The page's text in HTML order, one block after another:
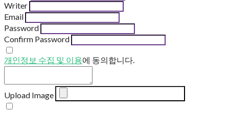
Writer
Email
Password
Confirm Password
개인정보 수집 및 이용에 동의합니다.
Upload Image